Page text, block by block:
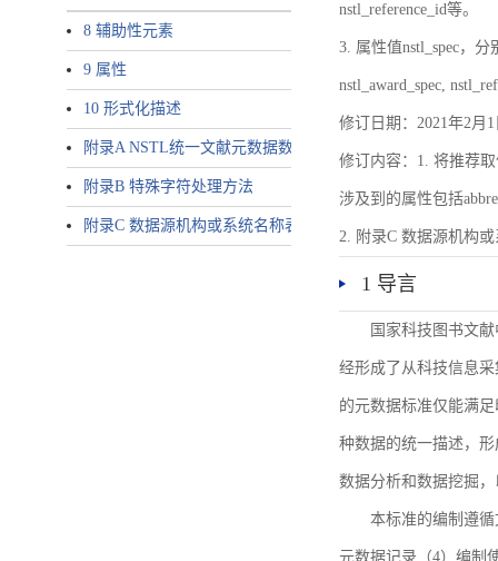
8 辅助性元素
9 属性
10 形式化描述
附录A NSTL统一文献元数据数据唯一标识符规则
附录B 特殊字符处理方法
附录C 数据源机构或系统名称表
nstl_reference_id等。
3. 属性值nstl_spec，分
nstl_award_spec,
修订日期：2021年2月1
修订内容：1. 将推荐
涉及到的属性包括
2. 附录C 数据源机构或
1 导言
国家科技图书文
经形成了从科技信息
的元数据标准仅能满
种数据的统一描述，
数据分析和数据挖掘
本标准的编制遵
元数据记录（4）编制